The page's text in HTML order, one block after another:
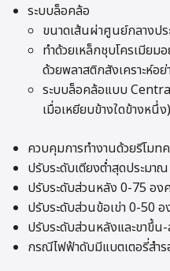
ระบบล็อคล้อ
ขนาดเส้นผ่าศูนย์กลางป
ทำด้วยเหล็กชุบโครเมียม
ด้วยพลาสติกสังเคราะห์อย่
ระบบล็อคล้อแบบ
เมื่อเหยียบข้างใดข้างหนึ่ง)
ควบคุมการทำงานด้วยรีโมท
ปรับระดับเตียงต่ำสุดประมา
ปรับระดับส่วนหลัง 0-75 อง
ปรับระดับส่วนข้อเข่า 0-50 อ
ปรับระดับส่วนหลังและขาขึ้
กรณีไฟฟ้าดับมีแบตเตอรี่สำ